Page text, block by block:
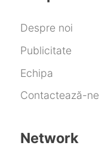
Despre noi
Publicitate
Echipa
Contactează-ne
Network